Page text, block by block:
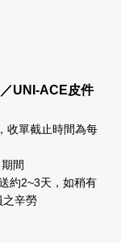
UNI-ACE皮件
收單截止時間為每
間
約2~3天，如稍有
之辛勞